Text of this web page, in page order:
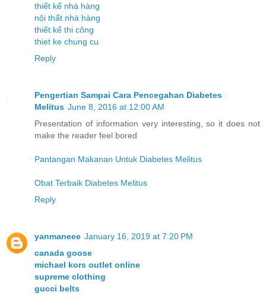
thiết kế nhà hàng
nội thất nhà hàng
thiết kế thi công
thiet ke chung cu
Reply
Pengertian Sampai Cara Pencegahan Diabetes
Melitus June 8, 2016 at 12:00 AM
Presentation of information very interesting, so it does not
make the reader feel bored
Pantangan Makanan Untuk Diabetes Melitus
Obat Terbaik Diabetes Melitus
Reply
yanmaneee January 16, 2019 at 7:20 PM
canada goose
michael kors outlet online
supreme clothing
gucci belts